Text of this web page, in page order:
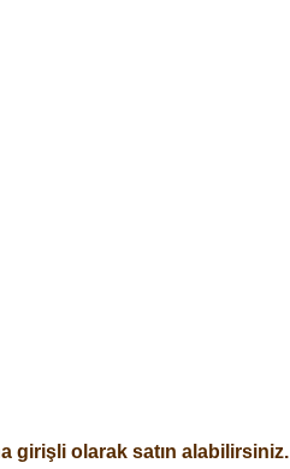
girişli olarak satın alabilirsiniz.